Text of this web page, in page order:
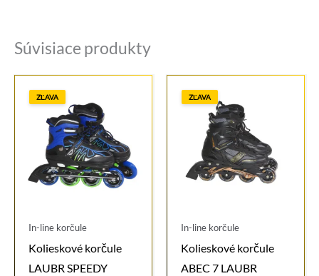
Súvisiace produkty
ZĽAVA
In-line korčule
Kolieskové korčule
LAUBR SPEEDY
ZĽAVA
In-line korčule
Kolieskové korčule
ABEC 7 LAUBR